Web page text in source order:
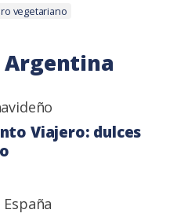
vegetariano
Argentina
Viajero: dulces